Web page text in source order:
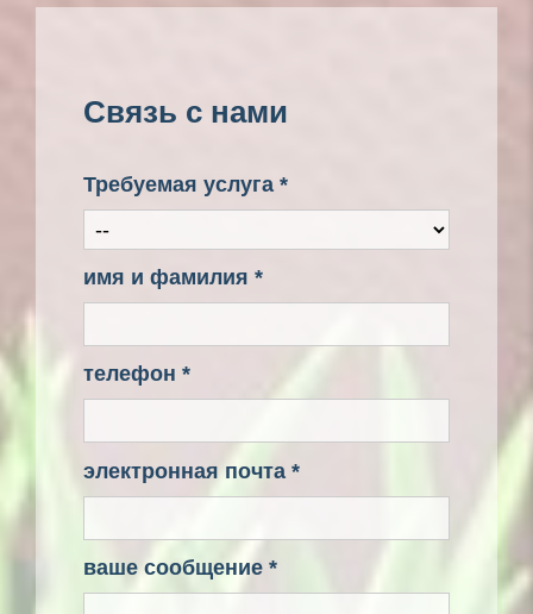
Связь с нами
Требуемая услуга *
имя и фамилия *
телефон *
электронная почта *
ваше сообщение *